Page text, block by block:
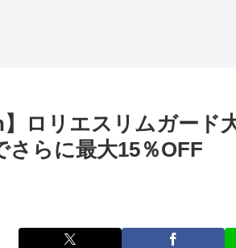
】ロリエスリムガード
さらに最大15％OFF